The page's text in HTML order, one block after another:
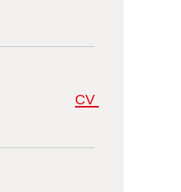
CV